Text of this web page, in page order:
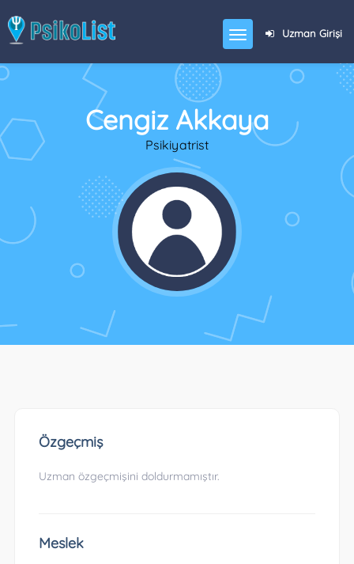
Uzman Girişi
Cengiz Akkaya
Psikiyatrist
Özgeçmiş
Uzman özgeçmişini doldurmamıştır.
Meslek